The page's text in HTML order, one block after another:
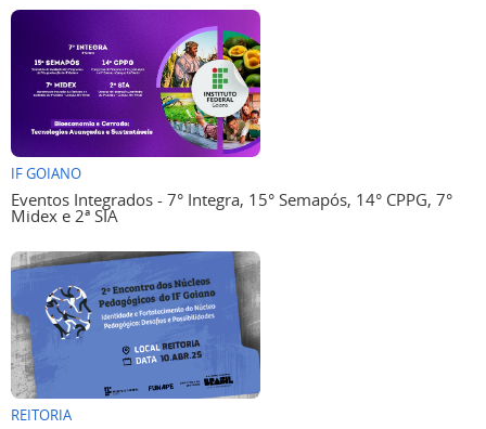
IF GOIANO
Eventos Integrados - 7° Integra, 15° Semapós, 14° CPPG, 7°
Midex e 2ª SIA
REITORIA